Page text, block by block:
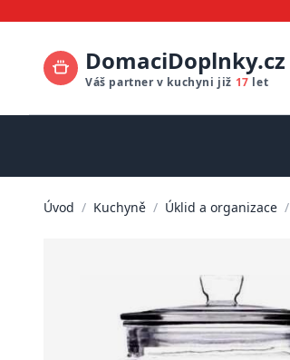
DomaciDoplnky.cz
Váš partner v kuchyni již 17 let
Úvod / Kuchyně / Úklid a organizace /